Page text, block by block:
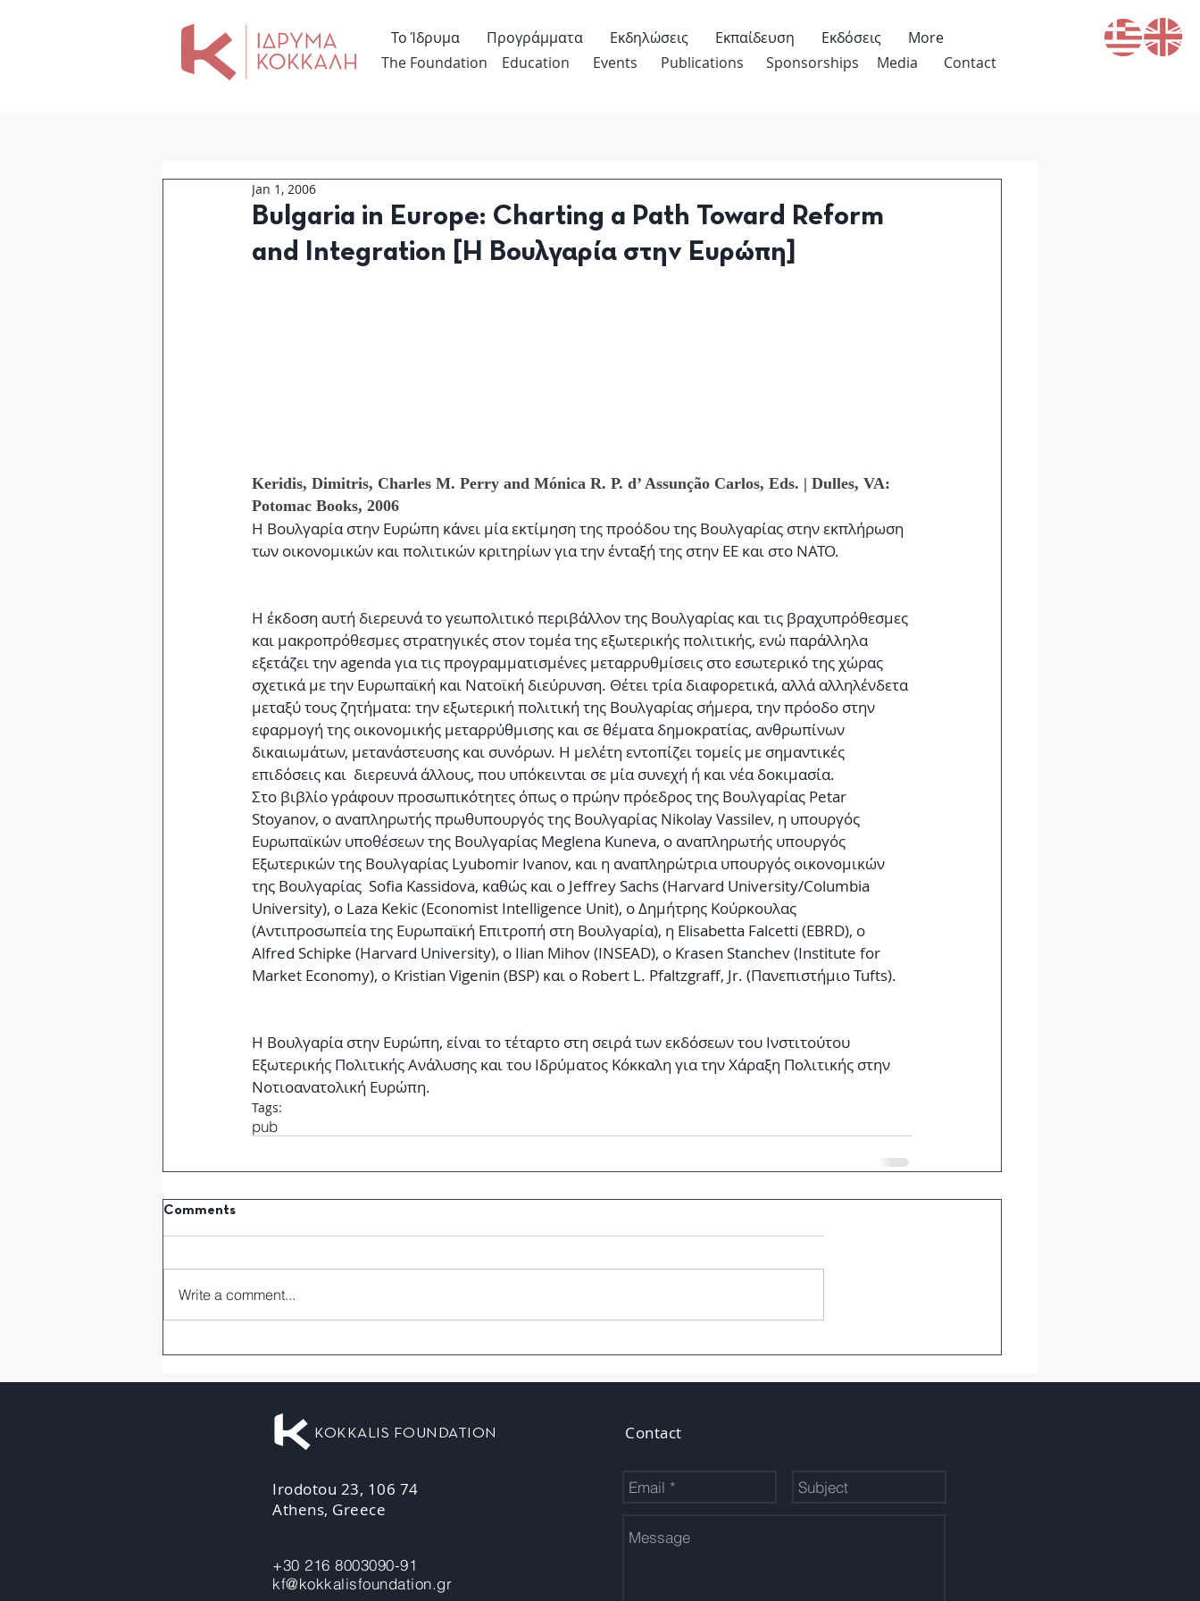
Contact
Media
Sponsorships
Publications
Events
Education
The Foundation
Το Ίδρυμα Προγράμματα Εκδηλώσεις Εκπαίδευση Εκδόσεις More
Bulgaria in Europe: Charting a Path Toward Reform
and Integration [Η Βουλγαρία στην Ευρώπη]
Jan 1, 2006
Keridis, Dimitris, Charles M. Perry and Mónica R. P. d’ Assunção Carlos, Eds. | Dulles, VA:
Potomac Books, 2006
Η Βουλγαρία στην Ευρώπη κάνει μία εκτίμηση της προόδου της Βουλγαρίας στην εκπλήρωση
των οικονομικών και πολιτικών κριτηρίων για την ένταξή της στην ΕΕ και στο ΝΑΤΟ.
Η έκδοση αυτή διερευνά το γεωπολιτικό περιβάλλον της Βουλγαρίας και τις βραχυπρόθεσμες
και μακροπρόθεσμες στρατηγικές στον τομέα της εξωτερικής πολιτικής, ενώ παράλληλα
εξετάζει την agenda για τις προγραμματισμένες μεταρρυθμίσεις στο εσωτερικό της χώρας
σχετικά με την Ευρωπαϊκή και Νατοϊκή διεύρυνση. Θέτει τρία διαφορετικά, αλλά αλληλένδετα
μεταξύ τους ζητήματα: την εξωτερική πολιτική της Βουλγαρίας σήμερα, την πρόοδο στην
εφαρμογή της οικονομικής μεταρρύθμισης και σε θέματα δημοκρατίας, ανθρωπίνων
δικαιωμάτων, μετανάστευσης και συνόρων. Η μελέτη εντοπίζει τομείς με σημαντικές
επιδόσεις και  διερευνά άλλους, που υπόκεινται σε μία συνεχή ή και νέα δοκιμασία.
Στο βιβλίο γράφουν προσωπικότητες όπως ο πρώην πρόεδρος της Βουλγαρίας Petar
Stoyanov, ο αναπληρωτής πρωθυπουργός της Βουλγαρίας Nikolay Vassilev, η υπουργός
Ευρωπαϊκών υποθέσεων της Βουλγαρίας Meglena Kuneva, ο αναπληρωτής υπουργός
Εξωτερικών της Βουλγαρίας Lyubomir Ivanov, και η αναπληρώτρια υπουργός οικονομικών
της Βουλγαρίας  Sofia Kassidova, καθώς και ο Jeffrey Sachs (Harvard University/Columbia
University), ο Laza Kekic (Economist Intelligence Unit), ο Δημήτρης Κούρκουλας
(Αντιπροσωπεία της Ευρωπαϊκή Επιτροπή στη Βουλγαρία), η Elisabetta Falcetti (EBRD), ο
Alfred Schipke (Harvard University), ο Ilian Mihov (INSEAD), ο Krasen Stanchev (Institute for
Market Economy), ο Kristian Vigenin (BSP) και o Robert L. Pfaltzgraff, Jr. (Πανεπιστήμιο Tufts).
Η Βουλγαρία στην Ευρώπη, είναι το τέταρτο στη σειρά των εκδόσεων του Ινστιτούτου
Εξωτερικής Πολιτικής Ανάλυσης και του Ιδρύματος Κόκκαλη για την Χάραξη Πολιτικής στην
Νοτιοανατολική Ευρώπη.
Tags:
pub
Comments
Write a comment...
KOKKALIS FOUNDATION
Irodotou 23, 106 74
Athens, Greece
+30 216 8003090-91
kf@kokkalisfoundation.gr
Contact